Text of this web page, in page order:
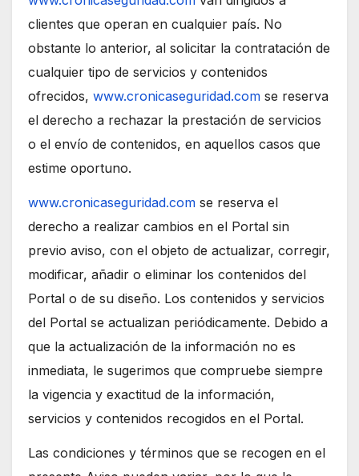
clientes que operan en cualquier país. No
obstante lo anterior, al solicitar la contratación de
cualquier tipo de servicios y contenidos
ofrecidos, www.cronicaseguridad.com se reserva
el derecho a rechazar la prestación de servicios
o el envío de contenidos, en aquellos casos que
estime oportuno.
www.cronicaseguridad.com se reserva el
derecho a realizar cambios en el Portal sin
previo aviso, con el objeto de actualizar, corregir,
modificar, añadir o eliminar los contenidos del
Portal o de su diseño. Los contenidos y servicios
del Portal se actualizan periódicamente. Debido a
que la actualización de la información no es
inmediata, le sugerimos que compruebe siempre
la vigencia y exactitud de la información,
servicios y contenidos recogidos en el Portal.
Las condiciones y términos que se recogen en el